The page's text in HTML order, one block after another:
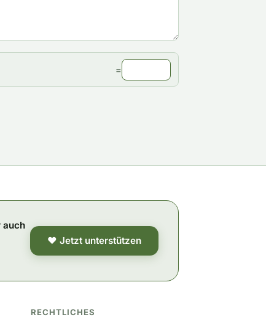
=
auch
❤ Jetzt unterstützen
RECHTLICHES